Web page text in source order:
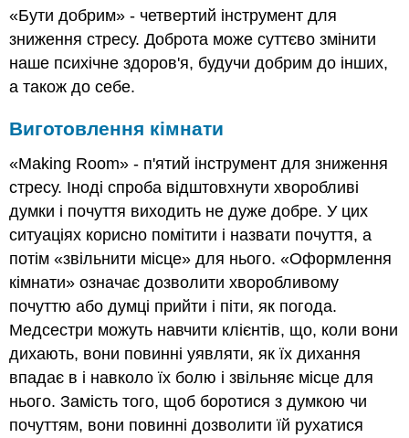
«Бути добрим» - четвертий інструмент для
зниження стресу. Доброта може суттєво змінити
наше психічне здоров'я, будучи добрим до інших,
а також до себе.
Виготовлення кімнати
«Making Room» - п'ятий інструмент для зниження
стресу. Іноді спроба відштовхнути хворобливі
думки і почуття виходить не дуже добре. У цих
ситуаціях корисно помітити і назвати почуття, а
потім «звільнити місце» для нього. «Оформлення
кімнати» означає дозволити хворобливому
почуттю або думці прийти і піти, як погода.
Медсестри можуть навчити клієнтів, що, коли вони
дихають, вони повинні уявляти, як їх дихання
впадає в і навколо їх болю і звільняє місце для
нього. Замість того, щоб боротися з думкою чи
почуттям, вони повинні дозволити їй рухатися